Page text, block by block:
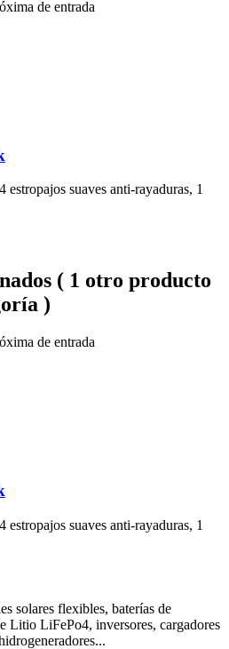
de entrada
suaves anti-rayaduras, 1
( 1 otro producto
)
de entrada
suaves anti-rayaduras, 1
solares flexibles, baterías de
Litio LiFePo4, inversores, cargadores